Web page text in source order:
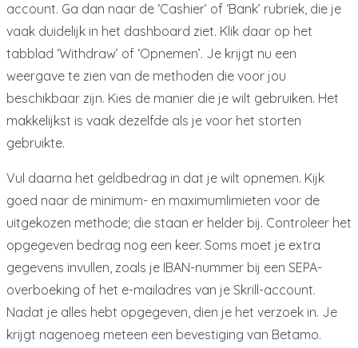
account. Ga dan naar de ‘Cashier’ of ‘Bank’ rubriek, die je
vaak duidelijk in het dashboard ziet. Klik daar op het
tabblad ‘Withdraw’ of ‘Opnemen’. Je krijgt nu een
weergave te zien van de methoden die voor jou
beschikbaar zijn. Kies de manier die je wilt gebruiken. Het
makkelijkst is vaak dezelfde als je voor het storten
gebruikte.
Vul daarna het geldbedrag in dat je wilt opnemen. Kijk
goed naar de minimum- en maximumlimieten voor de
uitgekozen methode; die staan er helder bij. Controleer het
opgegeven bedrag nog een keer. Soms moet je extra
gegevens invullen, zoals je IBAN-nummer bij een SEPA-
overboeking of het e-mailadres van je Skrill-account.
Nadat je alles hebt opgegeven, dien je het verzoek in. Je
krijgt nagenoeg meteen een bevestiging van Betamo.